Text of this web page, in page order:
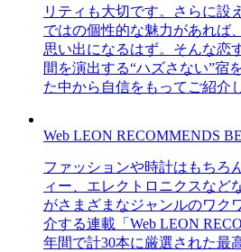
リティも大切です。さらに設
ではの個性的な魅力があれば
思い出になるはず。そんな恋
間を演出する“ハズさない”宿
た中から自信をもってご紹介
Web LEON RECOMMENDS
ファッションや時計はもちろ
ィー、エレクトロニクスなど
がさまざまなジャンルのワク
介する連載「Web LEON
年間で計30本に厳選された最